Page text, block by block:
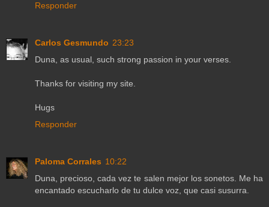
Responder
Carlos Gesmundo 23:23
Duna, as usual, such strong passion in your verses.
Thanks for visiting my site.
Hugs
Responder
Paloma Corrales 10:22
Duna, precioso, cada vez te salen mejor los sonetos. Me ha
encantado escucharlo de tu dulce voz, que casi susurra.